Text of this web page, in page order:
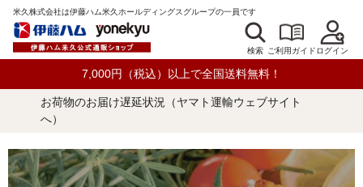
米久株式会社は伊藤ハム米久ホールディングスグループの一員です
検索 ご利用ガイドログイン
7,000円（税込）以上で全国送料無料！
お荷物のお届け遅延状況（ヤマト運輸ウェブサイト
へ）